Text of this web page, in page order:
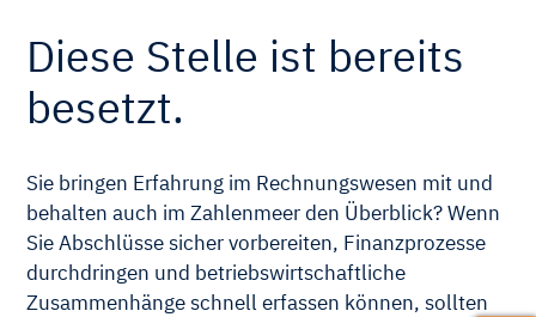
Diese Stelle ist bereits
besetzt.
Sie bringen Erfahrung im Rechnungswesen mit und
behalten auch im Zahlenmeer den Überblick? Wenn
Sie Abschlüsse sicher vorbereiten, Finanzprozesse
durchdringen und betriebswirtschaftliche
Zusammenhänge schnell erfassen können, sollten